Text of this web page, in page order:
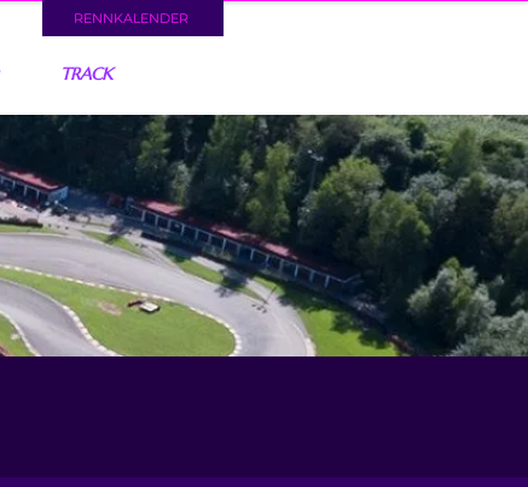
RENNKALENDER
TRACK